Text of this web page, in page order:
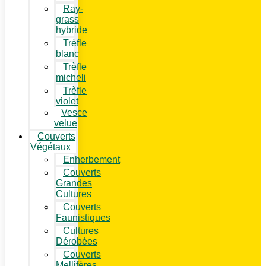
Ray-
grass
hybride
Trèfle
blanc
Trèfle
micheli
Trèfle
violet
Vesce
velue
Couverts
Végétaux
Enherbement
Couverts
Grandes
Cultures
Couverts
Faunistiques
Cultures
Dérobées
Couverts